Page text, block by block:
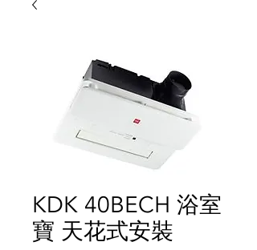
KDK 40BECH 浴室
寶 天花式安裝